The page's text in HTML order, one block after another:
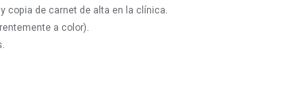
copia de carnet de alta en la clínica.
a color).